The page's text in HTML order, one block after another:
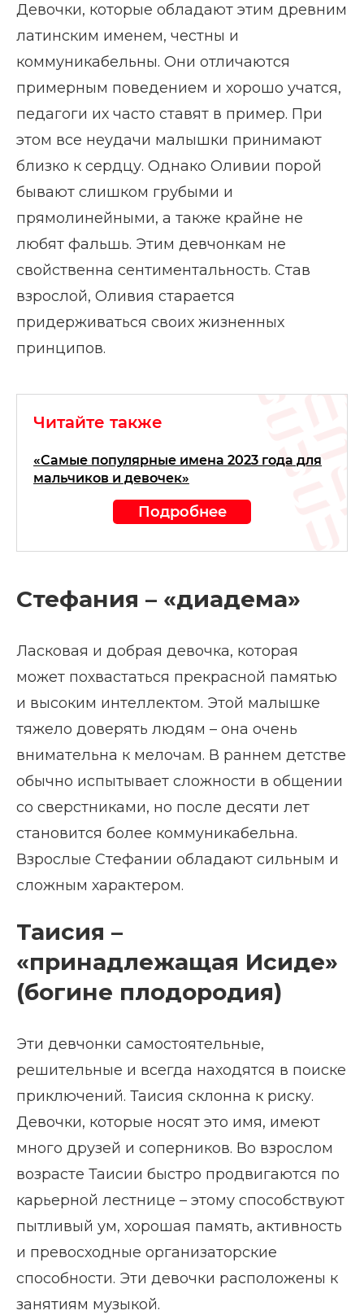
Девочки, которые обладают этим древним
латинским именем, честны и
коммуникабельны. Они отличаются
примерным поведением и хорошо учатся,
педагоги их часто ставят в пример. При
этом все неудачи малышки принимают
близко к сердцу. Однако Оливии порой
бывают слишком грубыми и
прямолинейными, а также крайне не
любят фальшь. Этим девчонкам не
свойственна сентиментальность. Став
взрослой, Оливия старается
придерживаться своих жизненных
принципов.
Читайте также
«Самые популярные имена 2023 года для
мальчиков и девочек»
Подробнее
Стефания – «диадема»
Ласковая и добрая девочка, которая
может похвастаться прекрасной памятью
и высоким интеллектом. Этой малышке
тяжело доверять людям – она очень
внимательна к мелочам. В раннем детстве
обычно испытывает сложности в общении
со сверстниками, но после десяти лет
становится более коммуникабельна.
Взрослые Стефании обладают сильным и
сложным характером.
Таисия –
«принадлежащая Исиде»
(богине плодородия)
Эти девчонки самостоятельные,
решительные и всегда находятся в поиске
приключений. Таисия склонна к риску.
Девочки, которые носят это имя, имеют
много друзей и соперников. Во взрослом
возрасте Таисии быстро продвигаются по
карьерной лестнице – этому способствуют
пытливый ум, хорошая память, активность
и превосходные организаторские
способности. Эти девочки расположены к
занятиям музыкой.